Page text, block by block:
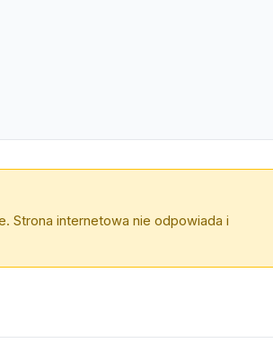
Strona internetowa nie odpowiada i